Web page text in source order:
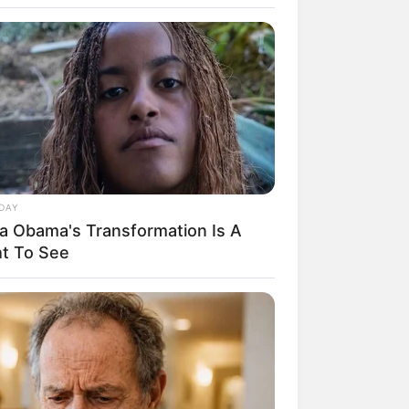
9 Chat Ojek Online &
Ini Bikin Auto
Obama's Transformation Is A
To See